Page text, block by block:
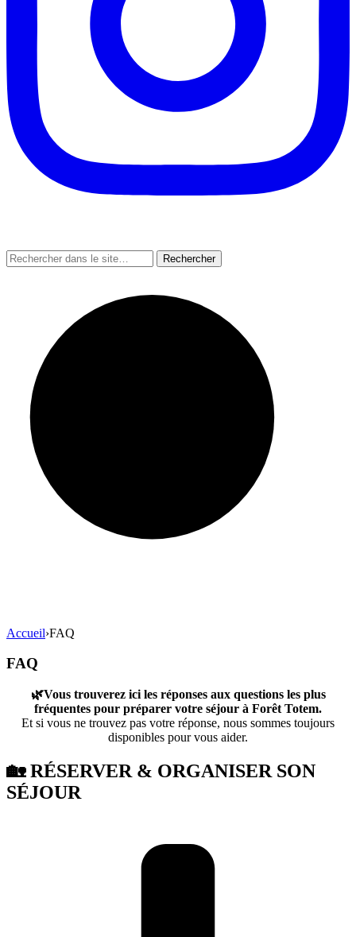
Accueil›FAQ
FAQ
🌿Vous trouverez ici les réponses aux questions les plus
fréquentes pour préparer votre séjour à Forêt Totem.
Et si vous ne trouvez pas votre réponse, nous sommes toujours
disponibles pour vous aider.
🏡 RÉSERVER & ORGANISER SON
SÉJOUR